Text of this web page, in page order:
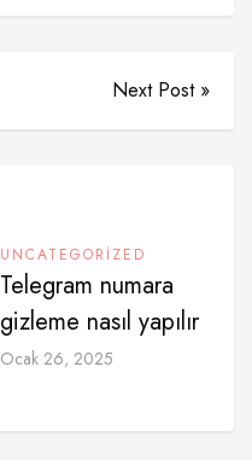
Next Post »
UNCATEGORIZED
Telegram numara
gizleme nasıl yapılır
Ocak 26, 2025